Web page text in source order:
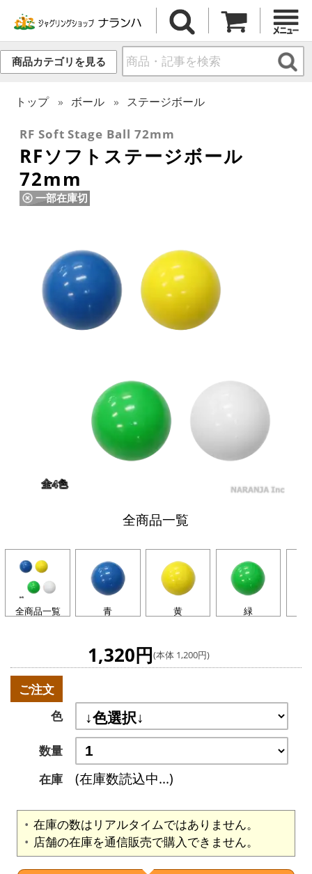
商品カテゴリを見る
トップ ボール ステージボール
RF Soft Stage Ball 72mm
RFソフトステージボール
72mm
一部在庫切
全商品一覧
全商品一覧 青 黄 緑
1,320円(本体 1,200円)
ご注文
色
数量
在庫
(在庫数読込中...)
在庫の数はリアルタイムではありません。
店舗の在庫を通信販売で購入できません。